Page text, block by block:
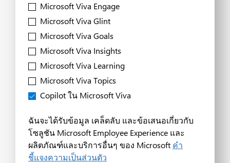
Microsoft Viva Engage
Microsoft Viva Glint
Microsoft Viva Goals
Microsoft Viva Insights
Microsoft Viva Learning
Microsoft Viva Topics
Copilot ใน Microsoft Viva
ฉันจะได้รับข้อมูล เคล็ดลับ และข้อเสนอเกี่ยวกับ
โซลูชัน Microsoft Employee Experience และ
ผลิตภัณฑ์และบริการอื่นๆ ของ Microsoft คำ
ชี้แจงความเป็นส่วนตัว